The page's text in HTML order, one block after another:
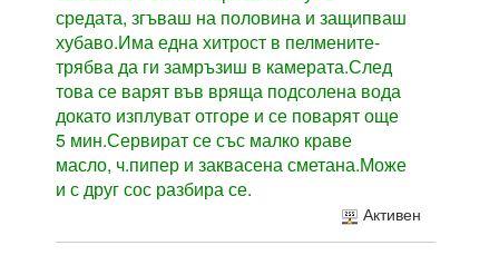
средата, згъваш на половина и защипваш
хубаво.Има една хитрост в пелмените-
трябва да ги замръзиш в камерата.След
това се варят във вряща подсолена вода
докато изплуват отгоре и се поварят още
5 мин.Сервират се със малко краве
масло, ч.пипер и заквасена сметана.Може
и с друг сос разбира се.
Активен